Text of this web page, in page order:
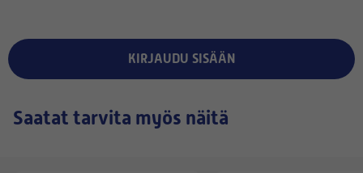
KIRJAUDU SISÄÄN
Saatat tarvita myös näitä